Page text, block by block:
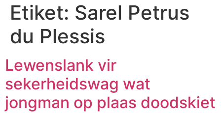
Etiket: Sarel Petrus
du Plessis
Lewenslank vir
sekerheidswag wat
jongman op plaas doodskiet